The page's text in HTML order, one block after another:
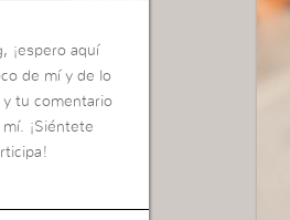
¡espero aquí
de mí y de lo
y tu comentario
¡Siéntete